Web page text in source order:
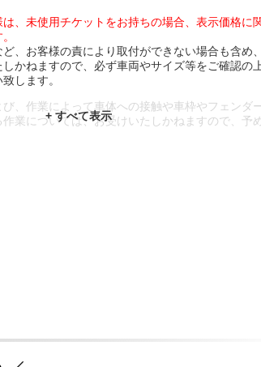
、未使用チケットをお持ちの場合、表示価格に
、お客様の責により取付ができない場合も含め
かねますので、必ず車両やサイズ等をご確認の
します。
、作業によって車体への接触や車枠やフェンダ
業については、お受けいたしかねますので、予